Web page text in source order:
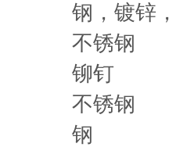
钢，镀锌
不锈钢
铆钉
不锈钢
钢